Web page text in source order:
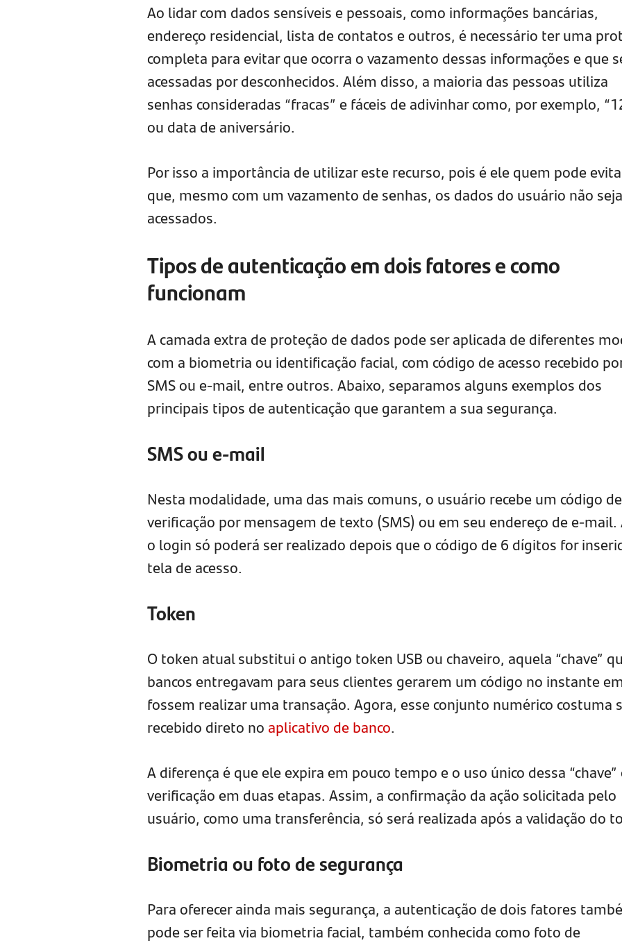
Ao lidar com dados sensíveis e pessoais, como informações bancárias,
endereço residencial, lista de contatos e outros, é necessário ter uma
completa para evitar que ocorra o vazamento dessas informações e que
acessadas por desconhecidos. Além disso, a maioria das pessoas utiliza
senhas consideradas “fracas” e fáceis de adivinhar como, por exemplo,
ou data de aniversário.
Por isso a importância de utilizar este recurso, pois é ele quem pode
que, mesmo com um vazamento de senhas, os dados do usuário não
acessados.
Tipos de autenticação em dois fatores e como
funcionam
A camada extra de proteção de dados pode ser aplicada de diferentes
com a biometria ou identificação facial, com código de acesso recebido
SMS ou e-mail, entre outros. Abaixo, separamos alguns exemplos dos
principais tipos de autenticação que garantem a sua segurança.
SMS ou e-mail
Nesta modalidade, uma das mais comuns, o usuário recebe um código de
verificação por mensagem de texto (SMS) ou em seu endereço de e-mail.
o login só poderá ser realizado depois que o código de 6 dígitos for
tela de acesso.
Token
O token atual substitui o antigo token USB ou chaveiro, aquela “chave”
bancos entregavam para seus clientes gerarem um código no instante
fossem realizar uma transação. Agora, esse conjunto numérico costuma
recebido direto no aplicativo de banco.
A diferença é que ele expira em pouco tempo e o uso único dessa “chave”
verificação em duas etapas. Assim, a confirmação da ação solicitada pelo
usuário, como uma transferência, só será realizada após a validação do
Biometria ou foto de segurança
Para oferecer ainda mais segurança, a autenticação de dois fatores
pode ser feita via biometria facial, também conhecida como foto de